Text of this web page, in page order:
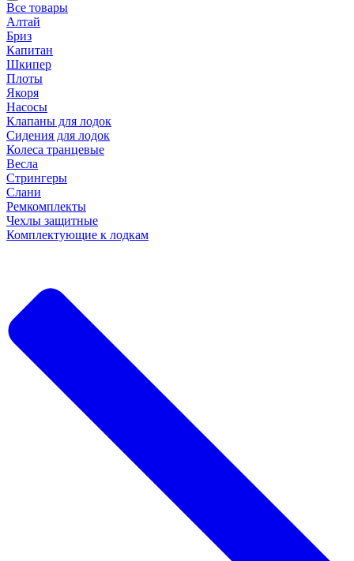
Все товары
Алтай
Бриз
Капитан
Шкипер
Плоты
Якоря
Насосы
Клапаны для лодок
Сидения для лодок
Колеса транцевые
Весла
Стрингеры
Слани
Ремкомплекты
Чехлы защитные
Комплектующие к лодкам